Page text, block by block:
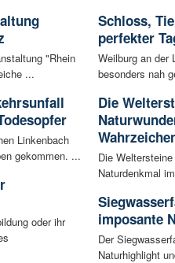
"Rhein
...
Linkenbach
gekommen. ...
oder ihr
Schloss,
perfekter
Weilburg an der
besonders nah
Die
Die
Naturdenkmal
imposante
Der
Naturhighlight